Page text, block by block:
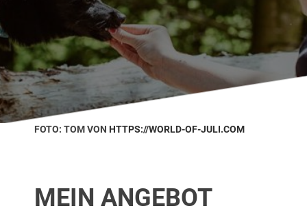
FOTO: TOM VON HTTPS://WORLD-OF-JULI.COM
MEIN ANGEBOT